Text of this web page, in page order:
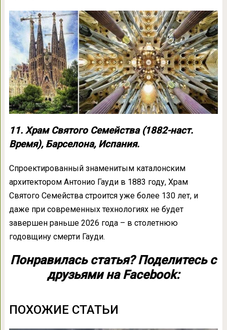
11. Храм Святого Семейства (1882-наст.
Время), Барселона, Испания.
Спроектированный знаменитым каталонским
архитектором Антонио Гауди в 1883 году, Храм
Святого Семейства строится уже более 130 лет, и
даже при современных технологиях не будет
завершен раньше 2026 года – в столетнюю
годовщину смерти Гауди.
Понравилась статья? Поделитесь с
друзьями на Facebook:
ПОХОЖИЕ СТАТЬИ